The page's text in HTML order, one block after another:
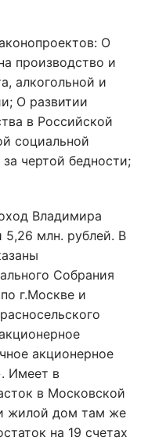
О
производство и
алкогольной и
О развитии
в Российской
социальной
чертой бедности;
Владимира
5,26 млн. рублей. В
Собрания
г.Москве и
акционерное
Имеет в
в Московской
жилой дом там же
на 19 счетах